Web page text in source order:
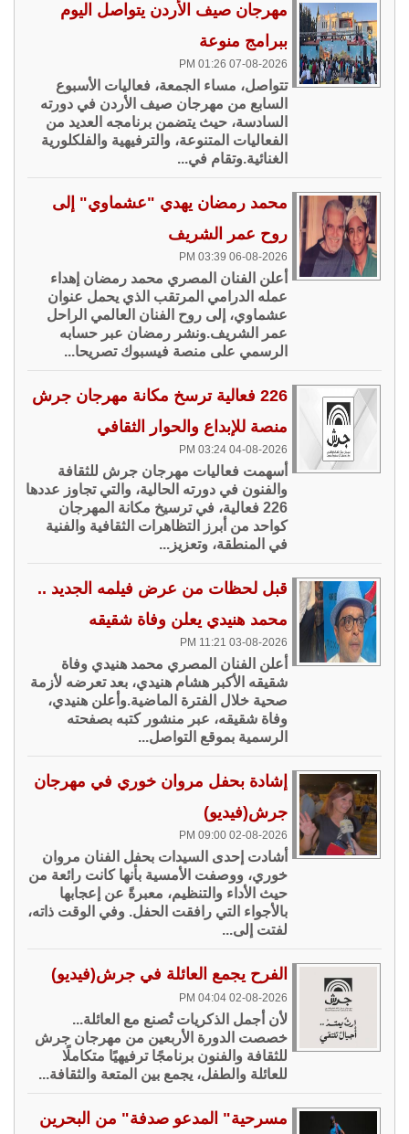
مهرجان صيف الأردن يتواصل اليوم
ببرامج منوعة
07-08-2026 01:26 PM
تتواصل، مساء الجمعة، فعاليات الأسبوع
السابع من مهرجان صيف الأردن في دورته
السادسة، حيث يتضمن برنامجه العديد من
الفعاليات المتنوعة، والترفيهية والفلكلورية
الغنائية.وتقام في...
محمد رمضان يهدي "عشماوي" إلى
روح عمر الشريف
06-08-2026 03:39 PM
أعلن الفنان المصري محمد رمضان إهداء
عمله الدرامي المرتقب الذي يحمل عنوان
عشماوي، إلى روح الفنان العالمي الراحل
عمر الشريف.ونشر رمضان عبر حسابه
الرسمي على منصة فيسبوك تصريحا...
226 فعالية ترسخ مكانة مهرجان جرش
منصة للإبداع والحوار الثقافي
04-08-2026 03:24 PM
أسهمت فعاليات مهرجان جرش للثقافة
والفنون في دورته الحالية، والتي تجاوز عددها
226 فعالية، في ترسيخ مكانة المهرجان
كواحد من أبرز التظاهرات الثقافية والفنية
في المنطقة، وتعزيز...
قبل لحظات من عرض فيلمه الجديد ..
محمد هنيدي يعلن وفاة شقيقه
03-08-2026 11:21 PM
أعلن الفنان المصري محمد هنيدي وفاة
شقيقه الأكبر هشام هنيدي، بعد تعرضه لأزمة
صحية خلال الفترة الماضية.وأعلن هنيدي،
وفاة شقيقه، عبر منشور كتبه بصفحته
الرسمية بموقع التواصل...
إشادة بحفل مروان خوري في مهرجان
جرش(فيديو)
02-08-2026 09:00 PM
أشادت إحدى السيدات بحفل الفنان مروان
خوري، ووصفت الأمسية بأنها كانت رائعة من
حيث الأداء والتنظيم، معبرةً عن إعجابها
بالأجواء التي رافقت الحفل. وفي الوقت ذاته،
لفتت إلى...
الفرح يجمع العائلة في جرش(فيديو)
02-08-2026 04:04 PM
لأن أجمل الذكريات تُصنع مع العائلة...
خصصت الدورة الأربعين من مهرجان جرش
للثقافة والفنون برنامجًا ترفيهيًا متكاملًا
للعائلة والطفل، يجمع بين المتعة والثقافة...
مسرحية" المدعو صدفة" من البحرين